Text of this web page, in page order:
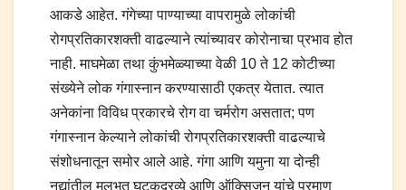
आकडे आहेत. गंगेच्या पाण्याच्या वापरामुळे लोकांची
रोगप्रतिकारशक्ती वाढल्याने त्यांच्यावर कोरोनाचा प्रभाव होत
नाही. माघमेळा तथा कुंभमेळ्याच्या वेळी 10 ते 12 कोटीच्या
संख्येने लोक गंगास्नान करण्यासाठी एकत्र येतात. त्यात
अनेकांना विविध प्रकारचे रोग वा चर्मरोग असतात; पण
गंगास्नान केल्याने लोकांची रोगप्रतिकारशक्ती वाढल्याचे
संशोधनातून समोर आले आहे. गंगा आणि यमुना या दोन्ही
नद्यांतील मूलभूत घटकद्रव्ये आणि ऑक्सिजन यांचे प्रमाण